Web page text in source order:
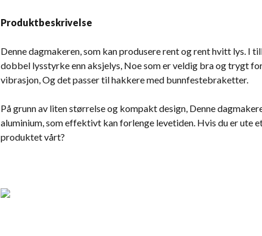
Produktbeskrivelse
Denne dagmakeren, som kan produsere rent og rent hvitt lys. I
dobbel lysstyrke enn aksjelys, Noe som er veldig bra og trygt
vibrasjon, Og det passer til hakkere med bunnfestebraketter.
På grunn av liten størrelse og kompakt design, Denne
aluminium, som effektivt kan forlenge levetiden. Hvis du er
produktet vårt?